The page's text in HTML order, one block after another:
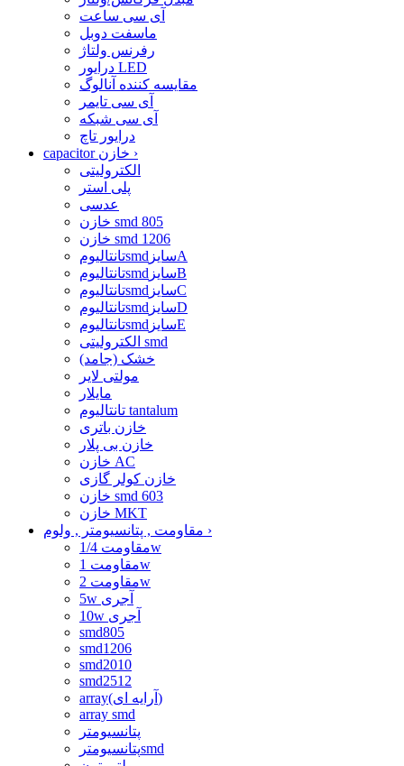
آی سی ساعت
ماسفت دوبل
رفرنس ولتاژ
درایور LED
مقایسه کننده آنالوگ
آی سی تایمر
آی سی شبکه
درایور تاچ
›
الکترولیتی
پلی استر
عدسی
خازن smd 805
خازن smd 1206
تانتالیومsmdسایزA
تانتالیومsmdسایزB
تانتالیومsmdسایزC
تانتالیومsmdسایزD
تانتالیومsmdسایزE
الکترولیتی smd
خشک (جامد)
مولتی لایر
مایلار
تانتالیوم tantalum
خازن باتری
خازن بی پلار
خازن AC
خازن کولر گازی
خازن smd 603
خازن MKT
›
مقاومت 1/4w
مقاومت 1w
مقاومت 2w
5w آجری
10w آجری
smd805
smd1206
smd2010
smd2512
array(آرایه ای)
array smd
پتانسیومتر
پتانسیومترsmd